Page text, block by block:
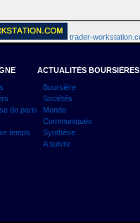
trader-
de paris
temps
ACTUALITÉS BOURSIÈRES
Boursière
Sociétés
Monde
Communiqués
Synthèse
A suivre